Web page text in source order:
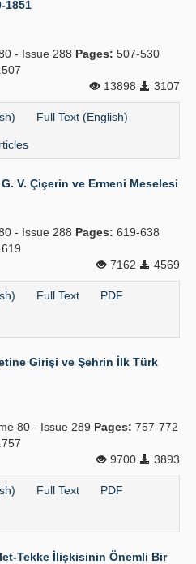
1851
- Issue 288 Pages: 507-530
13898
3107
Full Text (English)
V. Çiçerin ve Ermeni Meselesi
- Issue 288 Pages: 619-638
7162
4569
Full Text PDF
Girişi ve Şehrin İlk Türk
80 - Issue 289 Pages: 757-772
9700
3893
Full Text PDF
Tekke İlişkisinin Önemli Bir